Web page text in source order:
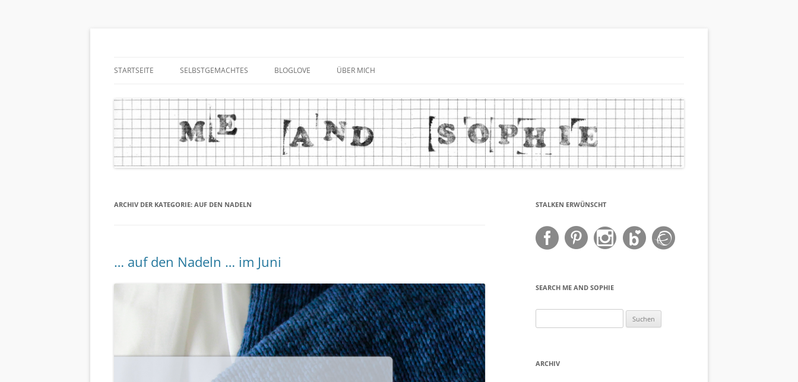
STARTSEITE SELBSTGEMACHTES BLOGLOVE ÜBER MICH
ARCHIV DER KATEGORIE: AUF DEN NADELN
… auf den Nadeln … im Juni
STALKEN ERWÜNSCHT
SEARCH ME AND SOPHIE
nach:
ARCHIV